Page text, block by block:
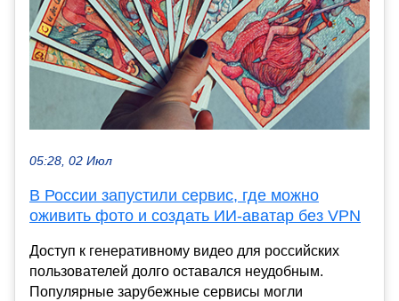
05:28, 02 Июл
В России запустили сервис, где можно
оживить фото и создать ИИ-аватар без VPN
Доступ к генеративному видео для российских
пользователей долго оставался неудобным.
Популярные зарубежные сервисы могли